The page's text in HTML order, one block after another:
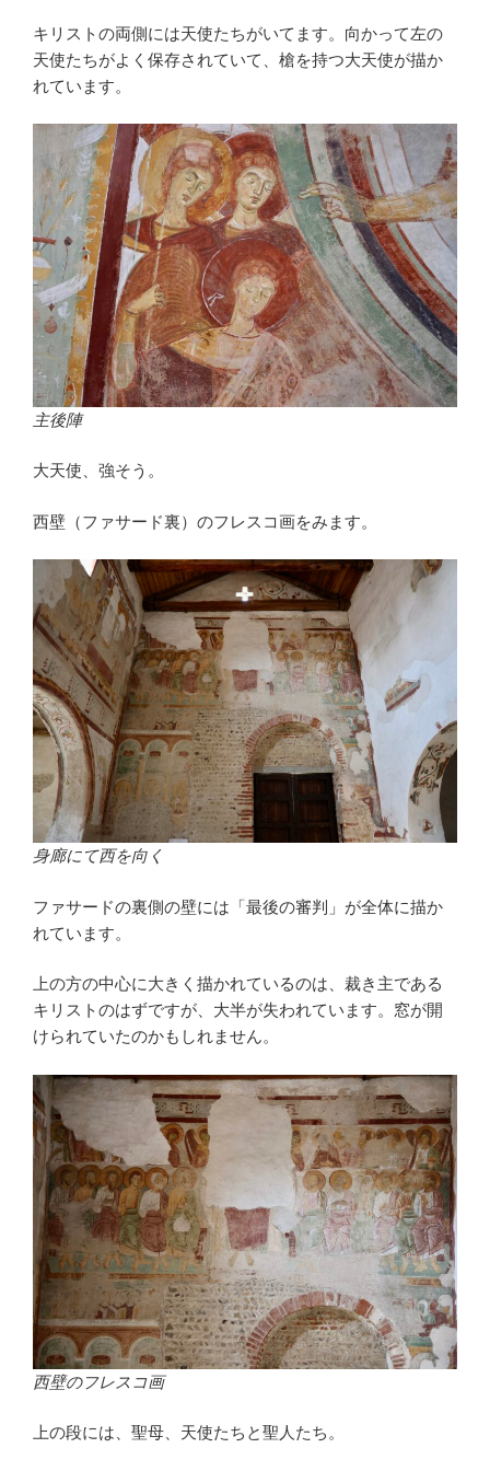
キリストの両側には天使たちがいてます。向かって左の
天使たちがよく保存されていて、槍を持つ大天使が描か
れています。
主後陣
大天使、強そう。
西壁（ファサード裏）のフレスコ画をみます。
身廊にて西を向く
ファサードの裏側の壁には「最後の審判」が全体に描か
れています。
上の方の中心に大きく描かれているのは、裁き主である
キリストのはずですが、大半が失われています。窓が開
けられていたのかもしれません。
西壁のフレスコ画
上の段には、聖母、天使たちと聖人たち。